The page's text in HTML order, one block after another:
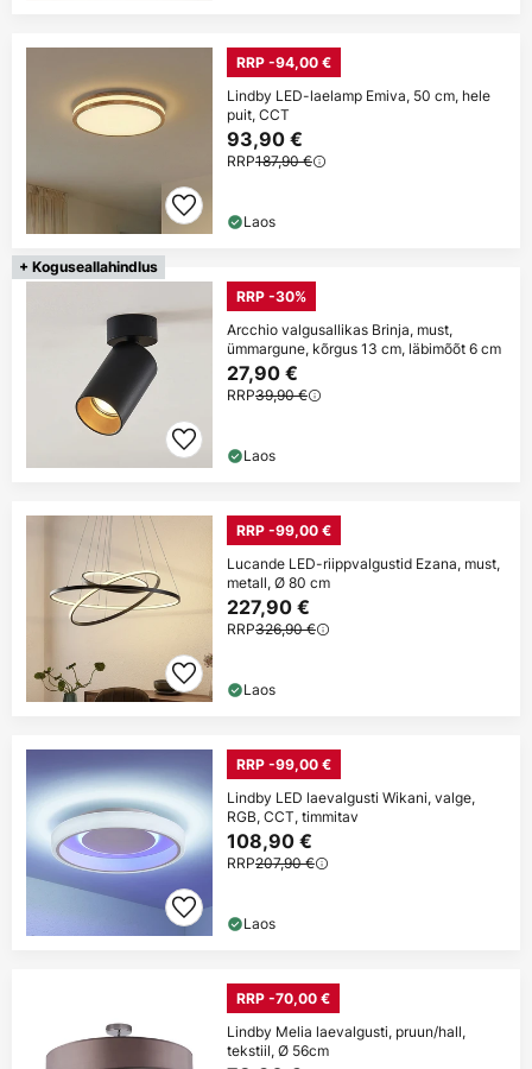
RRP -94,00 €
Lindby LED-laelamp Emiva, 50 cm, hele
puit, CCT
93,90 €
RRP187,90 €
Laos
+ Koguseallahindlus
RRP -30%
Arcchio valgusallikas Brinja, must,
ümmargune, kõrgus 13 cm, läbimõõt 6 cm
27,90 €
RRP39,90 €
Laos
RRP -99,00 €
Lucande LED-riippvalgustid Ezana, must,
metall, Ø 80 cm
227,90 €
RRP326,90 €
Laos
RRP -99,00 €
Lindby LED laevalgusti Wikani, valge,
RGB, CCT, timmitav
108,90 €
RRP207,90 €
Laos
RRP -70,00 €
Lindby Melia laevalgusti, pruun/hall,
tekstiil, Ø 56cm